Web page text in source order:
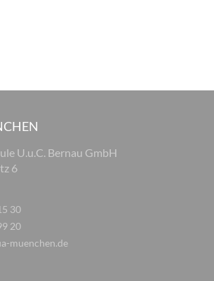
U.u.C. Bernau GmbH
6
30
20
muenchen.de